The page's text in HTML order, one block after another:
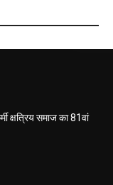
क्षत्रिय समाज का 81वां